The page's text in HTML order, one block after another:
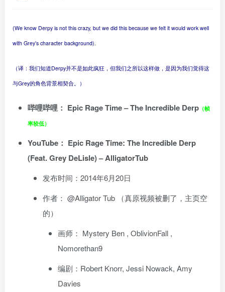
(We know Derpy is not this crazy, but we did this because we felt it would work well
with Grey’s character background).
（译：我们知道Derpy并不是如此疯狂，但我们之所以这样做，是因为我们觉得这
与Grey的角色背景相契合。）
哔哩哔哩： Epic Rage Time – The Incredible Derp （帧
率较低）
YouTube： Epic Rage Time: The Incredible Derp
(Feat. Grey DeLisle) – AlligatorTub
发布时间：2014年6月20日
作者： @Alligator Tub
（真原视频被删了，主页空
的）
画师： Mystery Ben , OblivionFall ,
Nomorethan9
编剧：Robert Knorr, Jessi Nowack, Amy
Davies